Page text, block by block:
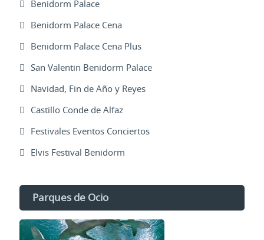
Benidorm Palace
Benidorm Palace Cena
Benidorm Palace Cena Plus
San Valentin Benidorm Palace
Navidad, Fin de Año y Reyes
Castillo Conde de Alfaz
Festivales Eventos Conciertos
Elvis Festival Benidorm
Parques de Ocio